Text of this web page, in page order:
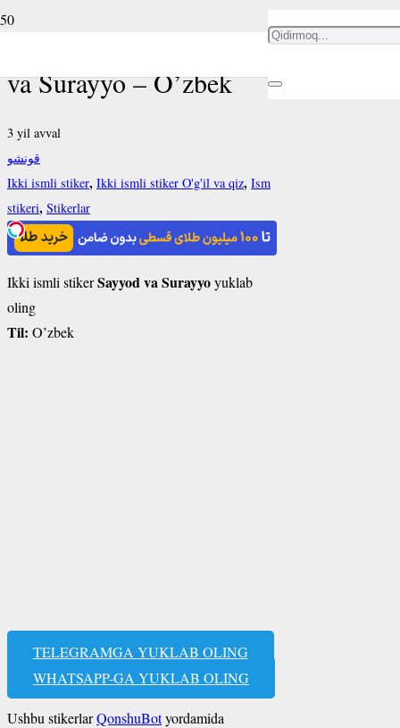
va Surayyo – O’zbek
3 yil avval
قونشو
Ikki ismli stiker, Ikki ismli stiker O'g'il va qiz, Ism
stikeri, Stikerlar
Ikki ismli stikerSayyod va Surayyoyuklab
oling
Til: O’zbek
TELEGRAMGA YUKLAB OLING
WHATSAPP-GA YUKLAB OLING
Ushbu stikerlarQonshuBotyordamida